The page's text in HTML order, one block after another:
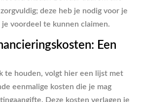
deze heb je nodig voor je
voordeel te kunnen claimen.
Een
te houden, volgt hier een lijst met
eenmalige kosten die je mag
Deze kosten verlagen je